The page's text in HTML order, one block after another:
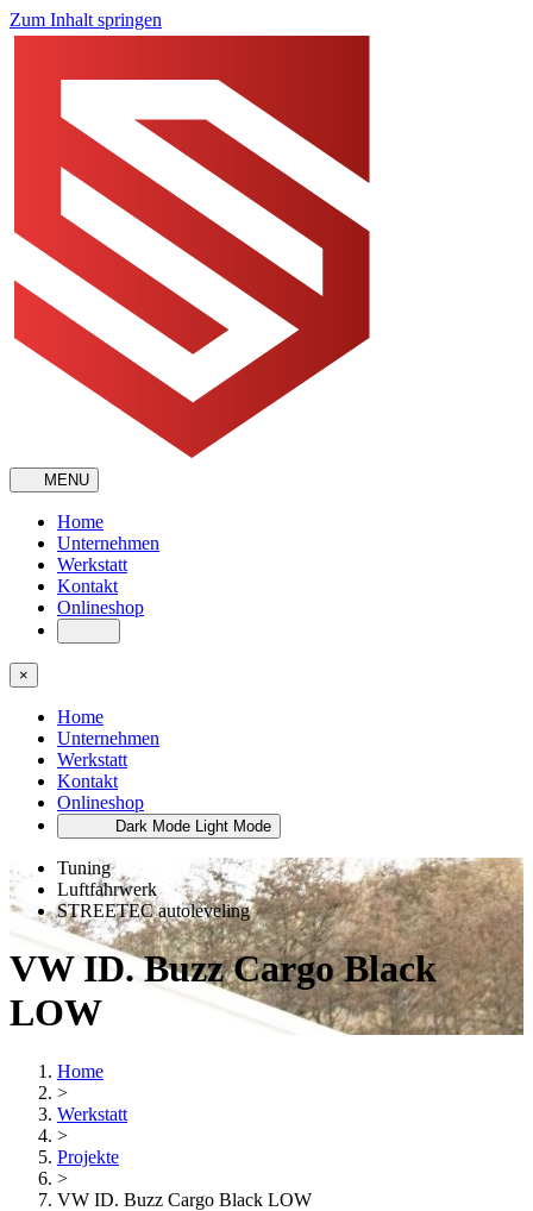
Zum Inhalt springen
MENU
Home
Unternehmen
Werkstatt
Kontakt
Onlineshop
×
Home
Unternehmen
Werkstatt
Kontakt
Onlineshop
Dark Mode Light Mode
Tuning
Luftfahrwerk
STREETEC autoleveling
VW ID. Buzz Cargo Black
LOW
Home
>
Werkstatt
>
Projekte
>
VW ID. Buzz Cargo Black LOW